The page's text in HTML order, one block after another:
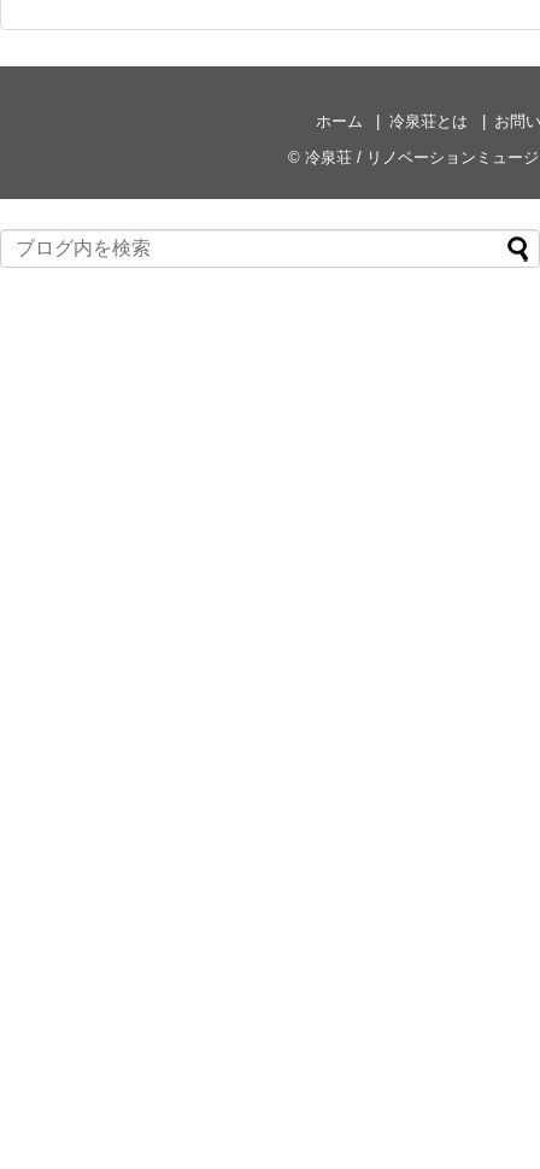
ホーム 冷泉荘とは
お問
© 冷泉荘 / リノベーションミュー